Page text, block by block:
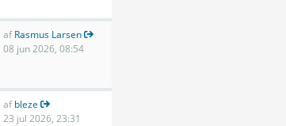
afRasmus Larsen
08 jun 2026, 08:54
afbleze
23 jul 2026, 23:31